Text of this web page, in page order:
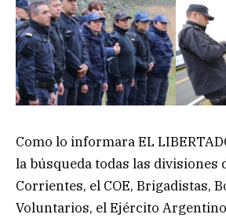
Como lo informara EL
la búsqueda todas las divisiones
Corrientes, el COE, Brigadistas,
Voluntarios, el Ejército